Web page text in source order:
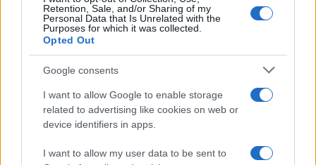
Retention, Sale, and/or Sharing of my
Personal Data that Is Unrelated with the
Purposes for which it was collected.
Opted Out
Google consents
I want to allow Google to enable storage
related to advertising like cookies on web or
device identifiers in apps.
I want to allow my user data to be sent to
k p
Le previsioni meteo per il weekend a Olbia e in
Michelle Hunziker in Gallura, bella anche dal
vivo: un amico vip svela come fa